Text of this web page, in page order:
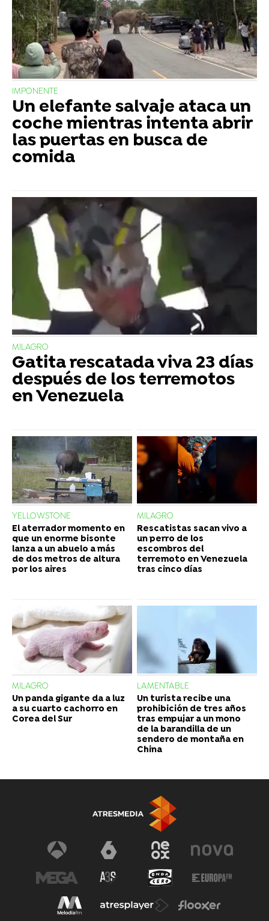
IMPONENTE
Un elefante salvaje ataca un
coche mientras intenta abrir
las puertas en busca de
comida
MILAGRO
Gatita rescatada viva 23 días
después de los terremotos
en Venezuela
YELLOWSTONE
El aterrador momento en
que un enorme bisonte
lanza a un abuelo a más
de dos metros de altura
por los aires
MILAGRO
Rescatistas sacan vivo a
un perro de los
escombros del
terremoto en Venezuela
tras cinco días
MILAGRO
Un panda gigante da a luz
a su cuarto cachorro en
Corea del Sur
LAMENTABLE
Un turista recibe una
prohibición de tres años
tras empujar a un mono
de la barandilla de un
sendero de montaña en
China